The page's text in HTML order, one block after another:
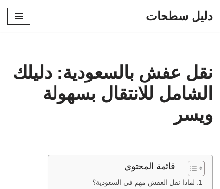
دليل سطحات
نقل عفش بالسعودية: دليلك
الشامل للانتقال بسهولة
ويسر
قائمة المحتوي
لماذا نقل العفش مهم في السعودية؟